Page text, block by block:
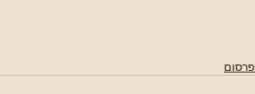
פרסום